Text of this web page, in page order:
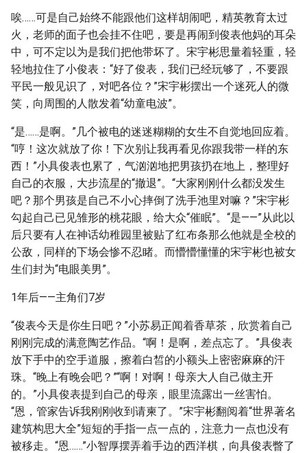
唉……可是自己始终不能跟他们这样胡闹吧，精英教育太过
火，老师的面子也会挂不住吧，要是再闹到俊表他妈的耳朵
中，可不定以为是我们把他带坏了。宋宇彬思量着轻重，轻
轻地拉住了小俊表：“好了俊表，我们已经玩够了，不要跟
平民一般见识了，对吧各位？”宋宇彬摆出一个迷死人的微
笑，向周围的人散发着“幼童电波”。
“是……是啊。”几个被电的迷迷糊糊的女生不自觉地回应着。
“哼！这次就放了你！下次别让我再看见你跟我带一样的东
西！”小具俊表也累了，气汹汹地把男孩扔在地上，整理好
自己的衣服，大步流星的“撤退”。“大家刚刚什么都没发生
吧？那个男孩是自己不小心摔倒了洗手池里对嘛？”宋宇彬
勾起自己已见雏形的桃花眼，给大众“催眠”。“是——”从此以
后只要有人在神话幼稚园里被贴了红布条那么他就是全校的
公敌，同样的下场会惨不忍睹。而懵懵懂懂的宋宇彬也被女
生们封为“电眼美男”。
1年后——主角们7岁
“俊表今天是你生日吧？”小苏易正闻着香草茶，欣赏着自己
刚刚完成的满意陶艺作品。“啊！是啊，差点忘了。”具俊表
放下手中的空手道服，擦着白皙的小额头上密密麻麻的汗
珠。“晚上有晚会吧？”“啊！对啊！母亲大人自己做主开
的。”小具俊表提到自己的母亲，眼里流露出一丝害怕。
“恩，管家告诉我刚刚收到请柬了。”宋宇彬翻阅着“世界著名
建筑构思大全”短短的手指一点一点的，注意力一点也没有
被移走。“恩……”小智厚摆弄着手边的西洋棋，向具俊表瞥了